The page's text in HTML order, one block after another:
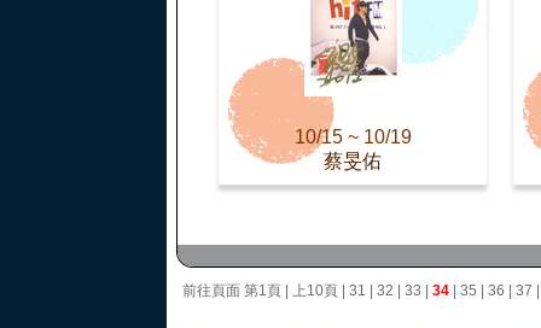
10/15 ~ 10/19
蔡旻佑
前往頁面 第1頁 上10頁 31 32 33 34 35 36 37